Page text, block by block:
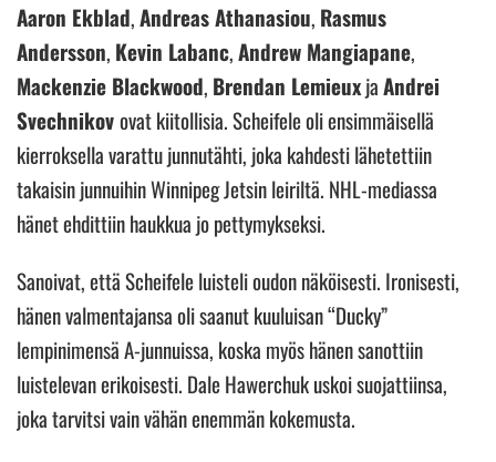
Aaron Ekblad,Andreas Athanasiou, Rasmus
Andersson, Kevin Labanc,Andrew Mangiapane,
Mackenzie Blackwood, Brendan LemieuxjaAndrei
Svechnikovovat kiitollisia. Scheifele oli ensimmäisellä
kierroksella varattu junnutähti, joka kahdesti lähetettiin
takaisin junnuihin Winnipeg Jetsin leiriltä. NHL-mediassa
hänet ehdittiin haukkua jo pettymykseksi.
Sanoivat, että Scheifele luisteli oudon näköisesti. Ironisesti,
hänen valmentajansa oli saanut kuuluisan “Ducky”
lempinimensä A-junnuissa, koska myös hänen sanottiin
luistelevan erikoisesti. Dale Hawerchuk uskoi suojattiinsa,
joka tarvitsi vain vähän enemmän kokemusta.